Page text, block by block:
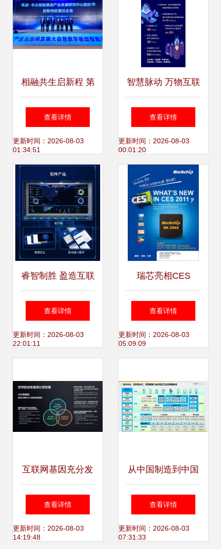
相融共生启新程 第
三届中国建筑产业
互联网（盈造网）
发展大会在京召开
查看详情
更新时间：2026-08-03
01:34:51
智慧脉动 万物互联
让未来重庆更聪明
查看详情
更新时间：2026-08-03
00:01:20
睿智制胜 盈造互联
工业互联网解决方
案加速制造业转型
查看详情
更新时间：2026-08-03
22:01:11
瑞芯亮相CES
RK29XX移动互联
产品与Google TV
查看详情
更新时间：2026-08-03
05:09:09
互联网基因充分发
酵后,移卡讲出了一
个什么样的产品故
查看详情
更新时间：2026-08-03
14:19:48
从中国制造到中国
智造,打通工业互联
网的任督二脉
查看详情
更新时间：2026-08-03
07:31:33